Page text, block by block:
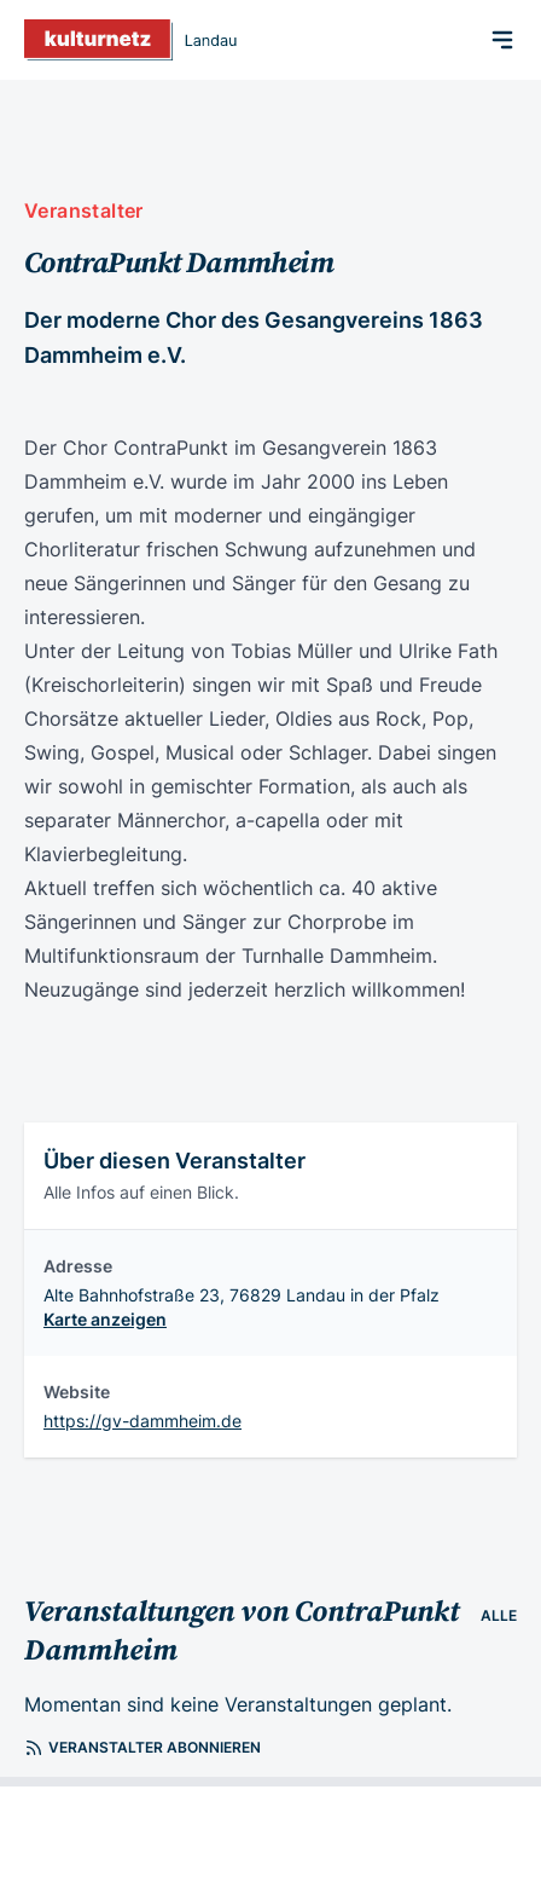
Veranstalter
ContraPunkt Dammheim
Der moderne Chor des Gesangvereins 1863
Dammheim e.V.
Der Chor ContraPunkt im Gesangverein 1863
Dammheim e.V. wurde im Jahr 2000 ins Leben
gerufen, um mit moderner und eingängiger
Chorliteratur frischen Schwung aufzunehmen und
neue Sängerinnen und Sänger für den Gesang zu
interessieren.
Unter der Leitung von Tobias Müller und Ulrike Fath
(Kreischorleiterin) singen wir mit Spaß und Freude
Chorsätze aktueller Lieder, Oldies aus Rock, Pop,
Swing, Gospel, Musical oder Schlager. Dabei singen
wir sowohl in gemischter Formation, als auch als
separater Männerchor, a-capella oder mit
Klavierbegleitung.
Aktuell treffen sich wöchentlich ca. 40 aktive
Sängerinnen und Sänger zur Chorprobe im
Multifunktionsraum der Turnhalle Dammheim.
Neuzugänge sind jederzeit herzlich willkommen!
Über diesen Veranstalter
Alle Infos auf einen Blick.
Adresse
Alte Bahnhofstraße 23, 76829 Landau in der Pfalz
Karte anzeigen
Website
https://gv-dammheim.de
Veranstaltungen von ContraPunkt
Dammheim
ALLE
Momentan sind keine Veranstaltungen geplant.
VERANSTALTER ABONNIEREN